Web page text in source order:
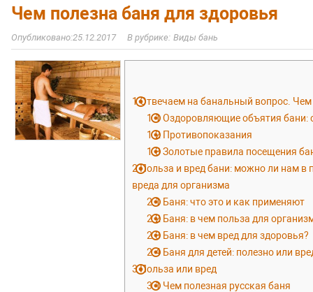
Чем полезна баня для здоровья
25.12.2017 Виды бань
1Отвечаем на банальный вопрос. Чем
1.1Оздоровляющие объятия бани:
1.2 Противопоказания
1.3Золотые правила посещения
2Польза и вред бани: можно ли нам в
вреда для организма
2.1 Баня: что это и как применяют
2.2 Баня: в чем польза для
2.3 Баня: в чем вред для здоровья?
2.4 Баня для детей: полезно или
3Польза или вред
3.1 Чем полезная русская баня